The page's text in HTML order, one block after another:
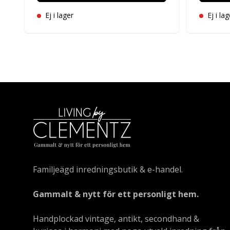
Ej i lager Ej i
Familjeägd inredningsbutik & e-handel.
Gammalt & nytt för ett personligt hem.
Handplockad vintage, antikt, secondhand &